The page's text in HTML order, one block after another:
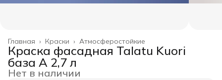
Атмосферостойкие
Краски ›
Главная ›
Краска фасадная Talatu Kuori
база А 2,7 л
Нет в наличии